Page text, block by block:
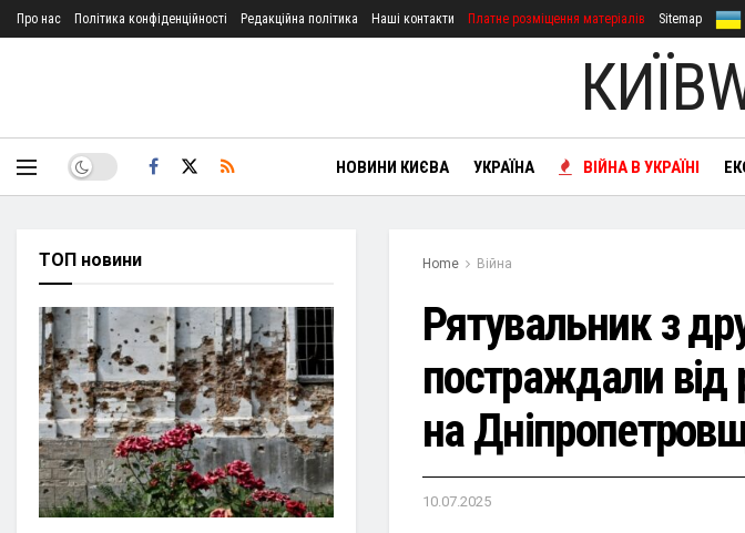
Про нас Політика конфіденційності Редакційна політика Наші контакти Платне розміщення матеріалів Sitemap
НОВИНИ КИЄВА УКРАЇНА ВІЙНА В УКРАЇНІ
Home Війна
Рятувальник з
постраждали від
на
10.07.2025
ТОП новини